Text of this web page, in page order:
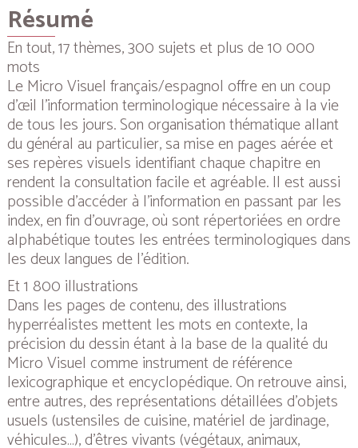
Résumé
En tout, 17 thèmes, 300 sujets et plus de 10 000
mots
LeMicro Visuel français/espagnol offre en un coup
d’œil l’information terminologique nécessaire à la vie
de tous les jours. Son organisation thématique allant
du général au particulier, sa mise en pages aérée et
ses repères visuels identifiant chaque chapitre en
rendent la consultation facile et agréable. Il est aussi
possible d’accéder à l’information en passant par les
index, en fin d’ouvrage, où sont répertoriées en ordre
alphabétique toutes les entrées terminologiques dans
les deux langues de l’édition.
Et 1 800 illustrations
Dans les pages de contenu, des illustrations
hyperréalistes mettent les mots en contexte, la
précision du dessin étant à la base de la qualité du
Micro Visuel comme instrument de référence
lexicographique et encyclopédique. On retrouve ainsi,
entre autres, des représentations détaillées d’objets
usuels (ustensiles de cuisine, matériel de jardinage,
véhicules…), d’êtres vivants (végétaux, animaux,